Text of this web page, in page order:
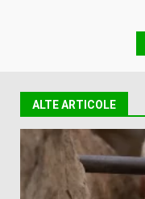
ALTE ARTICOLE